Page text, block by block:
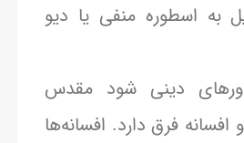
به اسطوره منفی یا دیو
دینی شود مقدس
فرق دارد. افسانه‌ها